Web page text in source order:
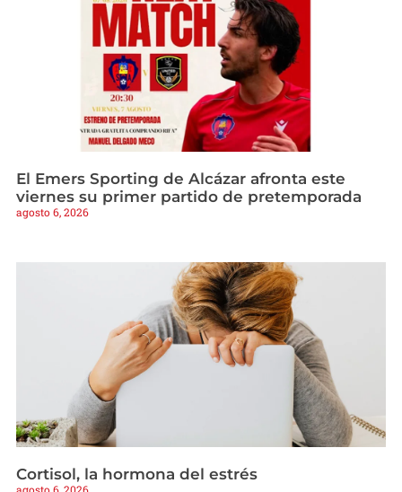
El Emers Sporting de Alcázar afronta este
viernes su primer partido de pretemporada
agosto 6, 2026
Cortisol, la hormona del estrés